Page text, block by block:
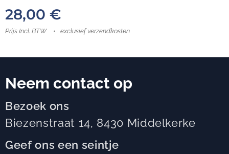
28,00 €
Prijs Incl. BTW exclusief verzendkosten
Neem contact op
Bezoek ons
Biezenstraat 14, 8430 Middelkerke
Geef ons een seintje